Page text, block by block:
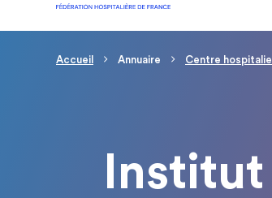
Fil d'Ariane
Accueil Annuaire Centre